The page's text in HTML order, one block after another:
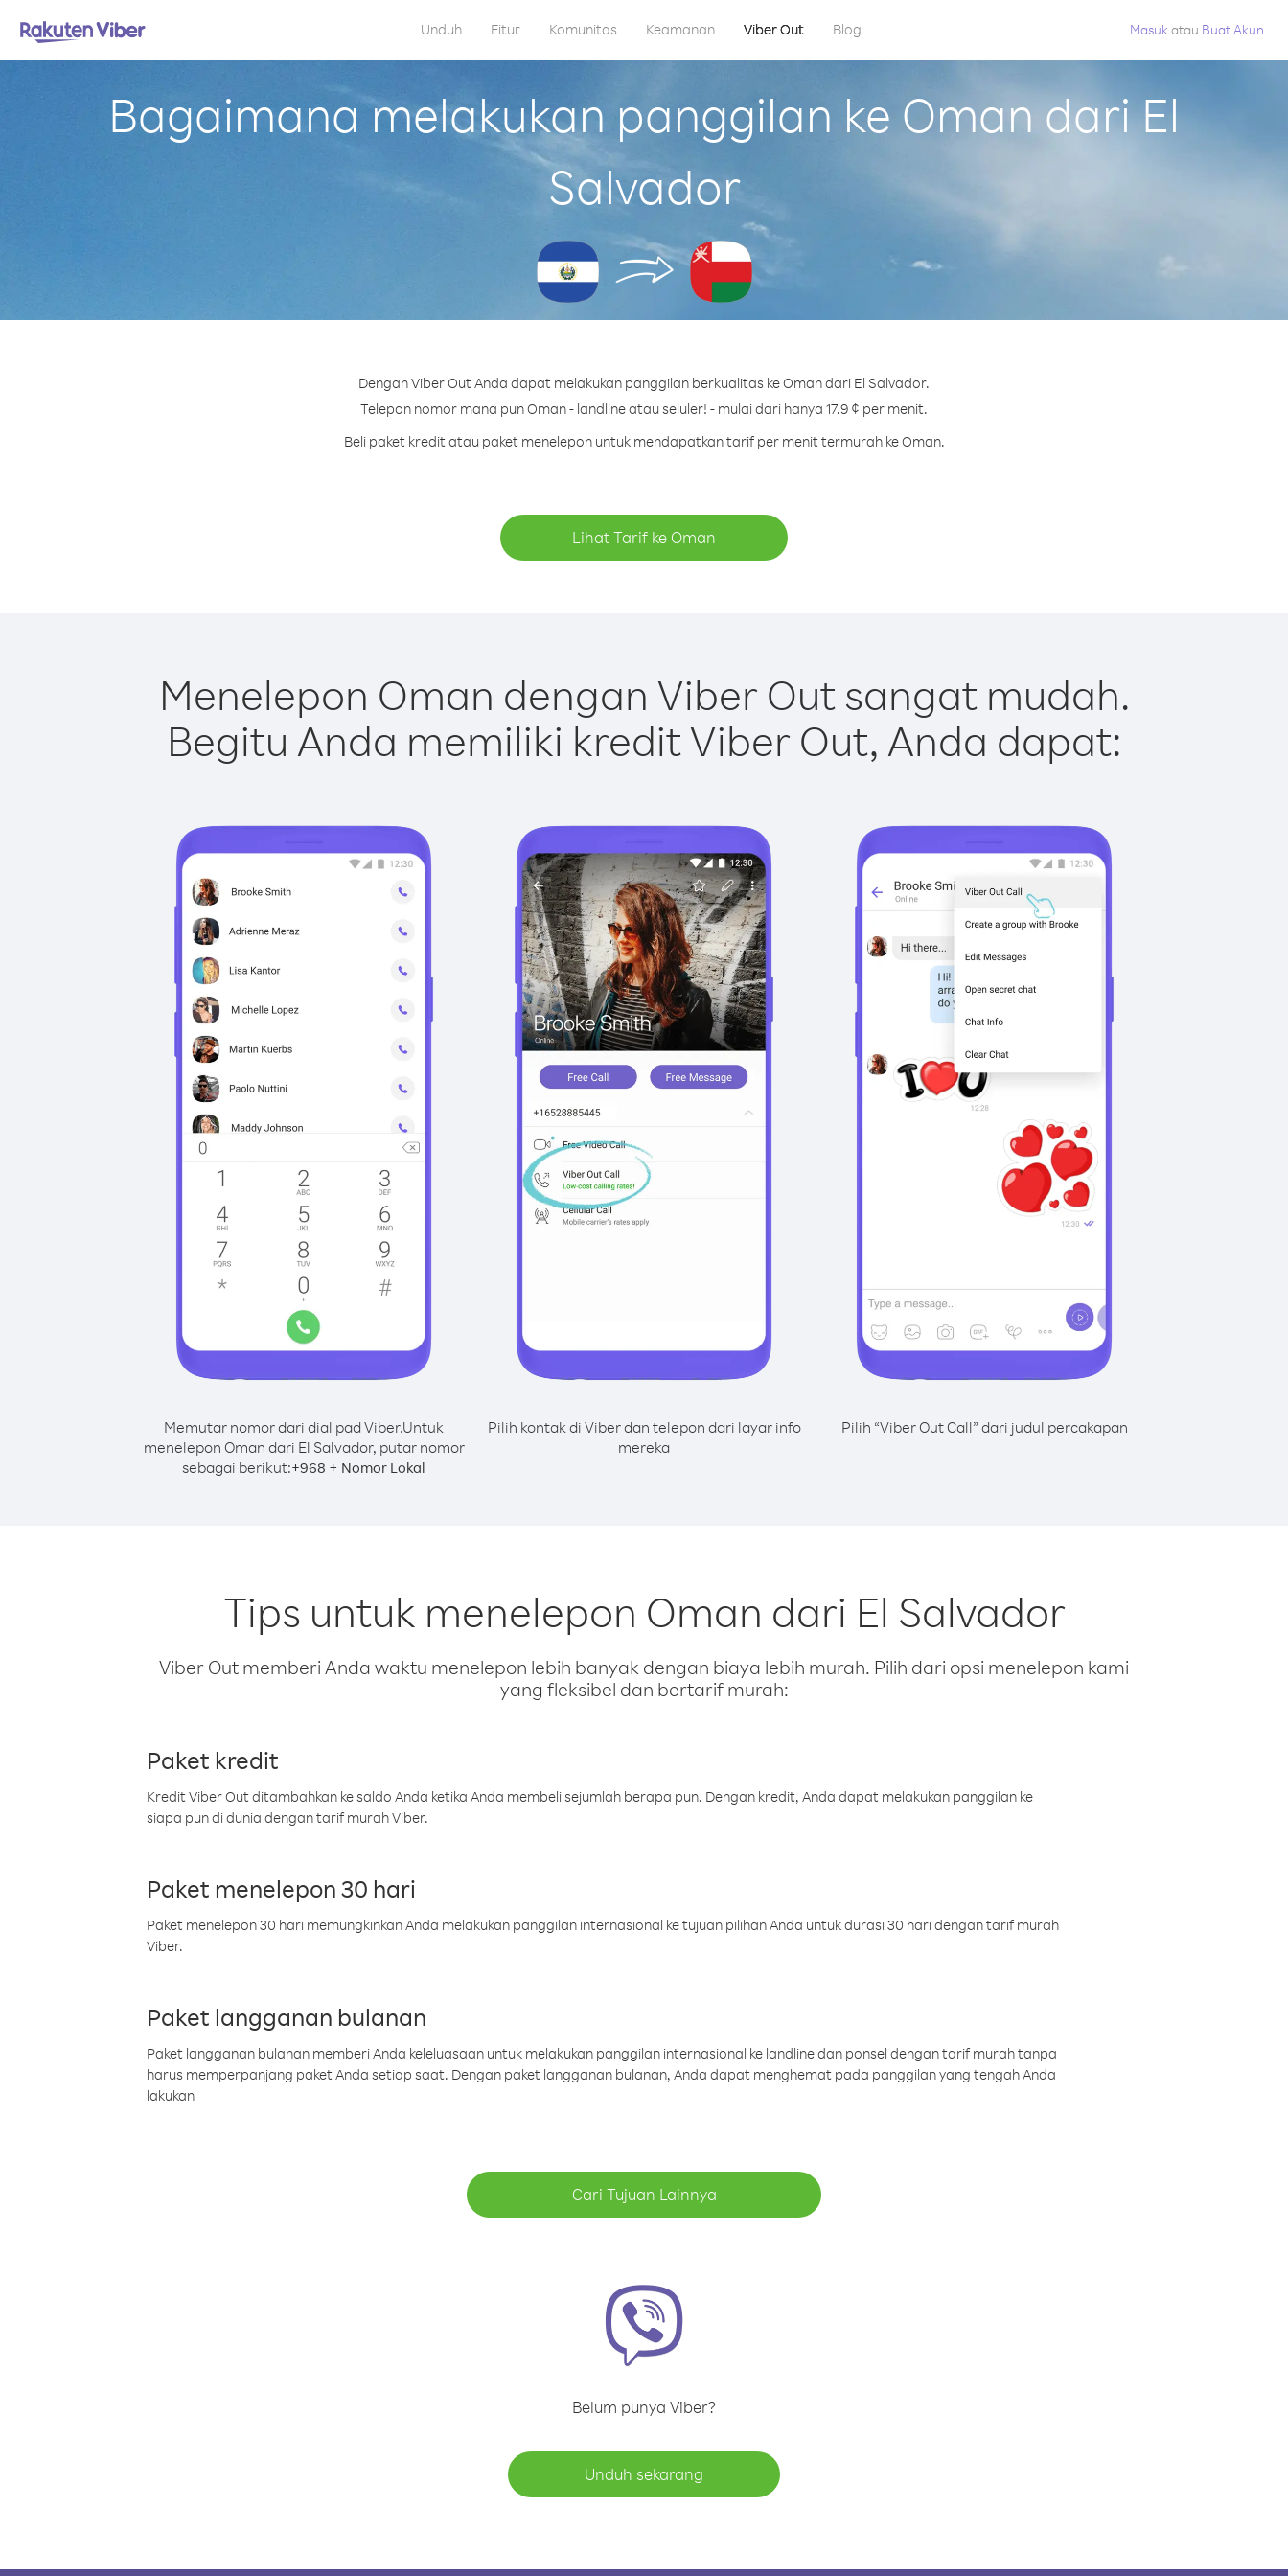
Unduh Fitur Komunitas Keamanan Viber Out Blog Masuk atau Buat Akun
Bagaimana melakukan panggilan ke Oman dari El
Salvador
Dengan Viber Out Anda dapat melakukan panggilan berkualitas ke Oman dari El Salvador.
Telepon nomor mana pun Oman - landline atau seluler! - mulai dari hanya 17.9 ¢ per menit.
Beli paket kredit atau paket menelepon untuk mendapatkan tarif per menit termurah ke Oman.
Lihat Tarif ke Oman
Menelepon Oman dengan Viber Out sangat mudah.
Begitu Anda memiliki kredit Viber Out, Anda dapat:
Memutar nomor dari dial pad Viber.Untuk
menelepon Oman dari El Salvador, putar nomor
sebagai berikut:+968 + Nomor Lokal
Pilih kontak di Viber dan telepon dari layar info
mereka
Pilih “Viber Out Call” dari judul percakapan
Tips untuk menelepon Oman dari El Salvador
Viber Out memberi Anda waktu menelepon lebih banyak dengan biaya lebih murah. Pilih dari opsi menelepon kami
yang fleksibel dan bertarif murah:
Paket kredit
Kredit Viber Out ditambahkan ke saldo Anda ketika Anda membeli sejumlah berapa pun. Dengan kredit, Anda dapat melakukan panggilan ke
siapa pun di dunia dengan tarif murah Viber.
Paket menelepon 30 hari
Paket menelepon 30 hari memungkinkan Anda melakukan panggilan internasional ke tujuan pilihan Anda untuk durasi 30 hari dengan tarif murah
Viber.
Paket langganan bulanan
Paket langganan bulanan memberi Anda keleluasaan untuk melakukan panggilan internasional ke landline dan ponsel dengan tarif murah tanpa
harus memperpanjang paket Anda setiap saat. Dengan paket langganan bulanan, Anda dapat menghemat pada panggilan yang tengah Anda
lakukan
Cari Tujuan Lainnya
Belum punya Viber?
Unduh sekarang